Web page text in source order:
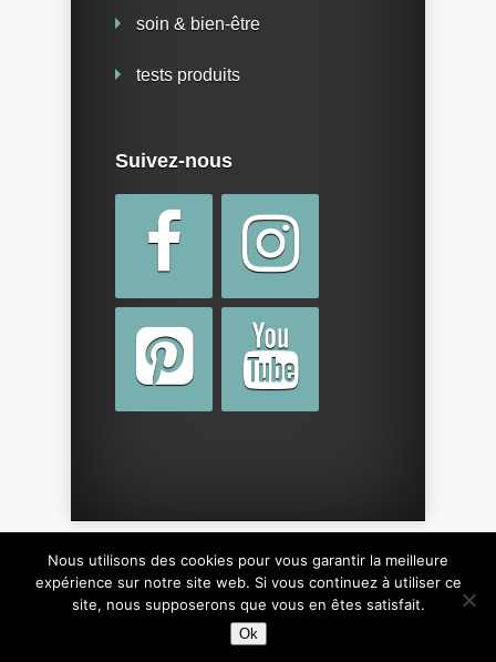
soin & bien-être
tests produits
Suivez-nous
Copyright © 2015 parcotebebe.fr. Tous droits
réservés, y compris sur le design du site.
Nous utilisons des cookies pour vous garantir la meilleure
expérience sur notre site web. Si vous continuez à utiliser ce
site, nous supposerons que vous en êtes satisfait.
Ok